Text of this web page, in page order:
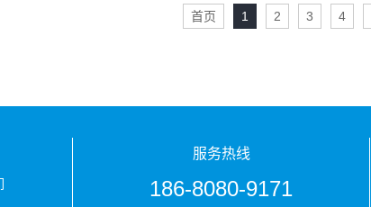
首页 1 2 3 4
服务热线
186-8080-9171